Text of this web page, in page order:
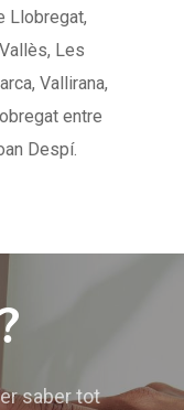
Llobregat,
Les
Vallirana,
entre
Despí.
saber tot